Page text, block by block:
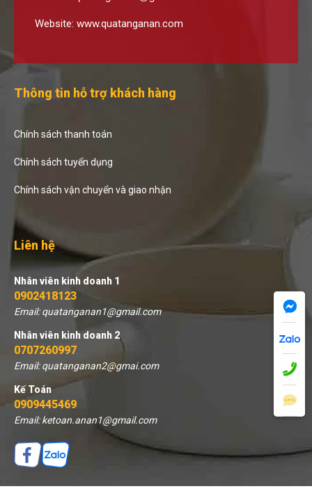
Website: www.quatanganan.com
Thông tin hỗ trợ khách hàng
Chính sách thanh toán
Chính sách tuyển dụng
Chính sách vận chuyển và giao nhận
Liên hệ
Nhân viên kinh doanh 1
0902418123
Email: quatanganan1@gmail.com
Nhân viên kinh doanh 2
0707260997
Email: quatanganan2@gmai.com
Kế Toán
0909445469
Email: ketoan.anan1@gmail.com